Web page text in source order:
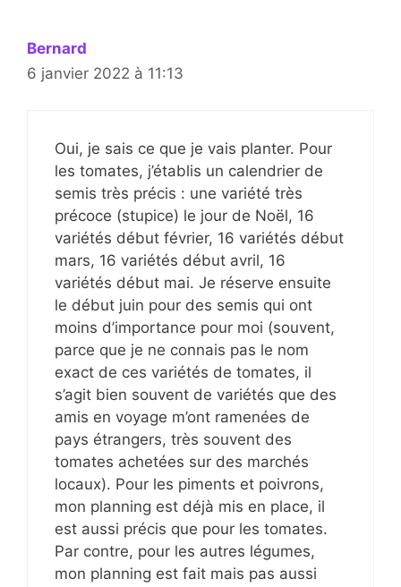
Bernard
6 janvier 2022 à 11:13
Oui, je sais ce que je vais planter. Pour
les tomates, j’établis un calendrier de
semis très précis : une variété très
précoce (stupice) le jour de Noël, 16
variétés début février, 16 variétés début
mars, 16 variétés début avril, 16
variétés début mai. Je réserve ensuite
le début juin pour des semis qui ont
moins d’importance pour moi (souvent,
parce que je ne connais pas le nom
exact de ces variétés de tomates, il
s’agit bien souvent de variétés que des
amis en voyage m’ont ramenées de
pays étrangers, très souvent des
tomates achetées sur des marchés
locaux). Pour les piments et poivrons,
mon planning est déjà mis en place, il
est aussi précis que pour les tomates.
Par contre, pour les autres légumes,
mon planning est fait mais pas aussi